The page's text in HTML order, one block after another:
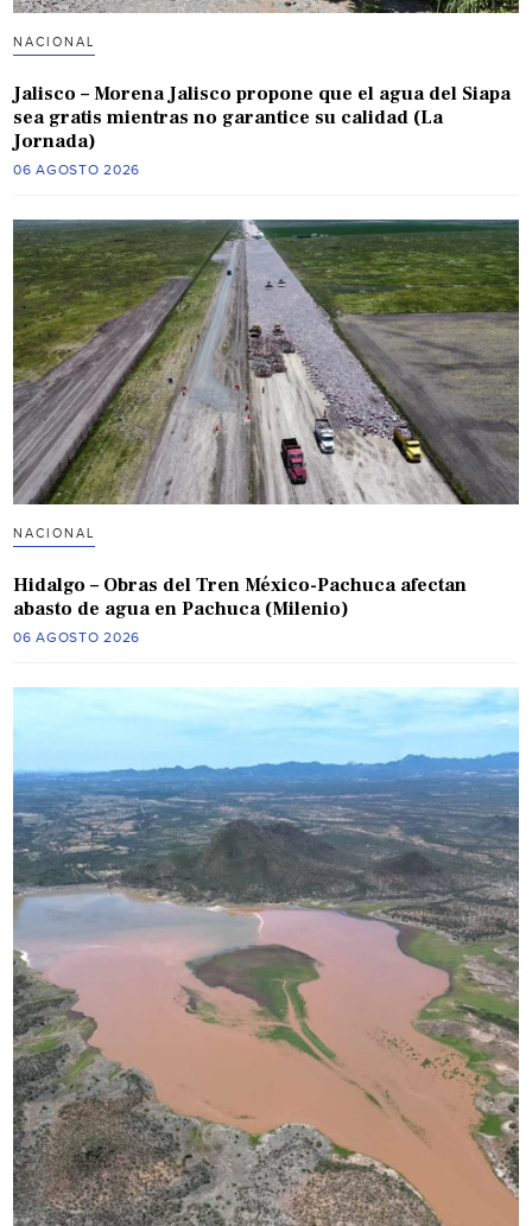
NACIONAL
Jalisco – Morena Jalisco propone que el agua del Siapa
sea gratis mientras no garantice su calidad (La
Jornada)
06 AGOSTO 2026
NACIONAL
Hidalgo – Obras del Tren México-Pachuca afectan
abasto de agua en Pachuca (Milenio)
06 AGOSTO 2026